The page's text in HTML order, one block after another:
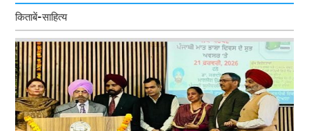
किताबें-साहित्य